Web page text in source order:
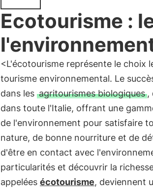
Ecotourisme :
<L'écotourisme représente le choix
tourisme environnemental. Le
dans les agritourismes biologiques,
dans toute l'Italie, offrant une
de l'environnement pour satisfaire
nature, de bonne nourriture et de
d'être en contact avec
particularités et découvrir la
appelées écotourisme, deviennent